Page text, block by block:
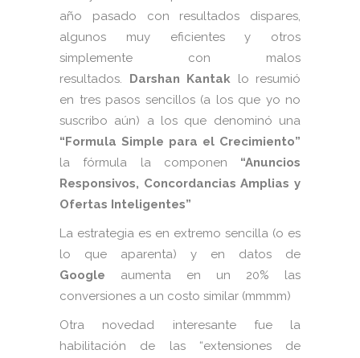
año pasado con resultados dispares,
algunos muy eficientes y otros
simplemente con malos
resultados.
Darshan Kantak lo resumió
en tres pasos sencillos (a los que yo no
suscribo aún) a los que denominó una
“Formula Simple para el Crecimiento”
la fórmula la componen “Anuncios
Responsivos, Concordancias Amplias y
Ofertas Inteligentes”
La estrategia es en extremo sencilla (o es
lo que aparenta) y en datos de
Google aumenta en un 20% las
conversiones a un costo similar (mmmm)
Otra novedad interesante fue la
habilitación de las “extensiones de